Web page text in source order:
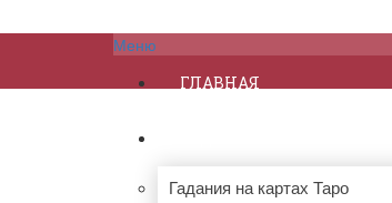
Меню
ГЛАВНАЯ
Гадания на картах Таро